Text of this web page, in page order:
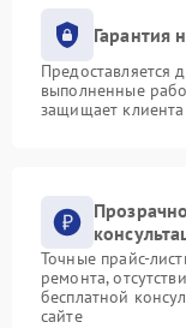
Гарантия
Предоставляется
выполненные
защищает
Точные прайс-
ремонта,
бесплатной
сайте